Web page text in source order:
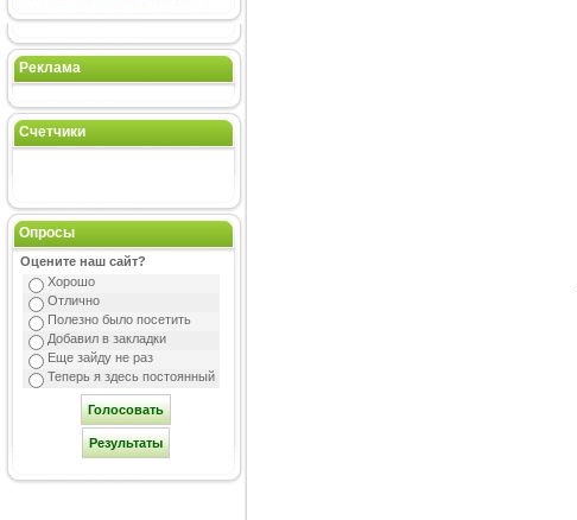
Реклама
Счетчики
Опросы
Оцените наш сайт?
Хорошо
Отлично
Полезно было посетить
Добавил в закладки
Еще зайду не раз
Теперь я здесь постоянный